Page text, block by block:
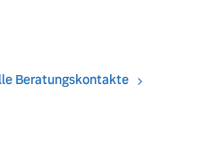
Beratungskontakte